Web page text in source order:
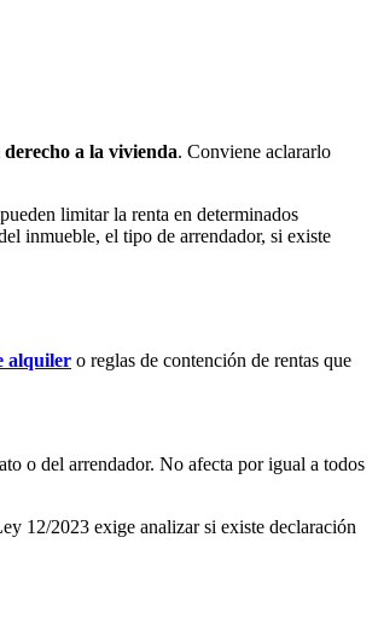
a la vivienda. Conviene aclararlo
limitar la renta en determinados
inmueble, el tipo de arrendador, si existe
alquiler o reglas de contención de rentas que
o del arrendador. No afecta por igual a todos
12/2023 exige analizar si existe declaración